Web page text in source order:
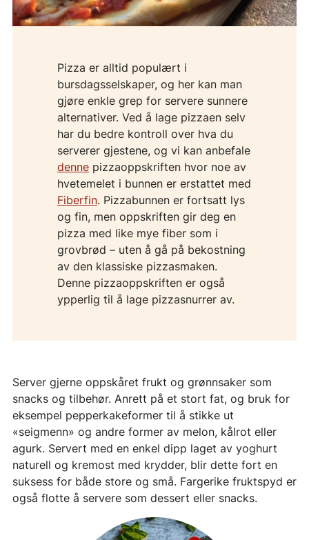
Pizza er alltid populært i
bursdagsselskaper, og her kan man
gjøre enkle grep for servere sunnere
alternativer. Ved å lage pizzaen selv
har du bedre kontroll over hva du
serverer gjestene, og vi kan anbefale
dennepizzaoppskriften hvor noe av
hvetemelet i bunnen er erstattet med
Fiberfin. Pizzabunnen er fortsatt lys
og fin, men oppskriften gir deg en
pizza med like mye fiber som i
grovbrød – uten å gå på bekostning
av den klassiske pizzasmaken.
Denne pizzaoppskriften er også
ypperlig til å lage pizzasnurrer av.
Server gjerne oppskåret frukt og grønnsaker som
snacks og tilbehør. Anrett på et stort fat, og bruk for
eksempel pepperkakeformer til å stikke ut
«seigmenn» og andre former av melon, kålrot eller
agurk. Servert med en enkel dipp laget av yoghurt
naturell og kremost med krydder, blir dette fort en
suksess for både store og små. Fargerike fruktspyd er
også flotte å servere som dessert eller snacks.